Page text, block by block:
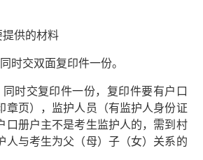
供的材料
交双面复印件一份。
交复印件一份，复印件要有户口
章页），监护人员（有监护人身份证
口册户主不是考生监护人的，需到村
人与考生为父（母）子（女）关系的